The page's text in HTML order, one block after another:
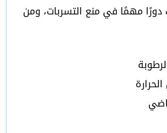
دورًا مهمًا في منع التسربات، ومن